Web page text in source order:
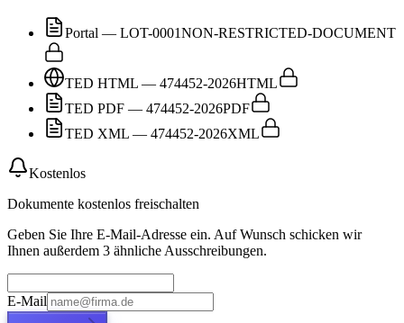
Portal — LOT-0001NON-RESTRICTED-DOCUMENT
TED HTML — 474452-2026HTML
TED PDF — 474452-2026PDF
TED XML — 474452-2026XML
Kostenlos
Dokumente kostenlos freischalten
Geben Sie Ihre E-Mail-Adresse ein. Auf Wunsch schicken wir
Ihnen außerdem 3 ähnliche Ausschreibungen.
E-Mail